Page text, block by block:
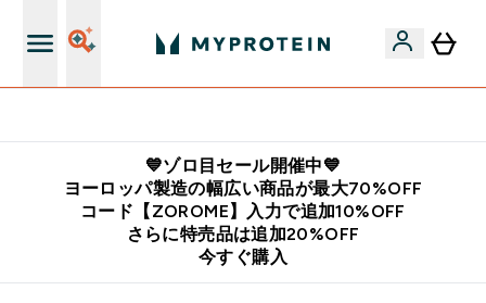
💙ゾロ目セール開催中💙
ヨーロッパ製造の幅広い商品が最大70%OFF
コード【ZOROME】入力で追加10%OFF
さらに特売品は追加20%OFF
今すぐ購入